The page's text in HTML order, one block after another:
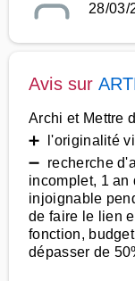
28/03/
Avis sur
Archi et Mettre
➕ l'originalité
➖ recherche
incomplet, 1 an
injoignable
de faire le lien
fonction,
dépasser de